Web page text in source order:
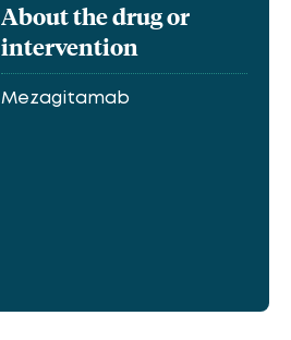
About the drug or
intervention
Mezagitamab